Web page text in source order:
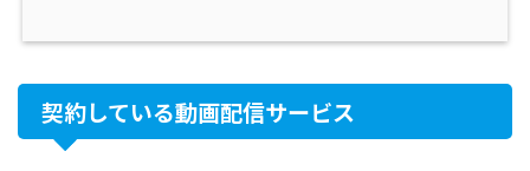
契約している動画配信サービス